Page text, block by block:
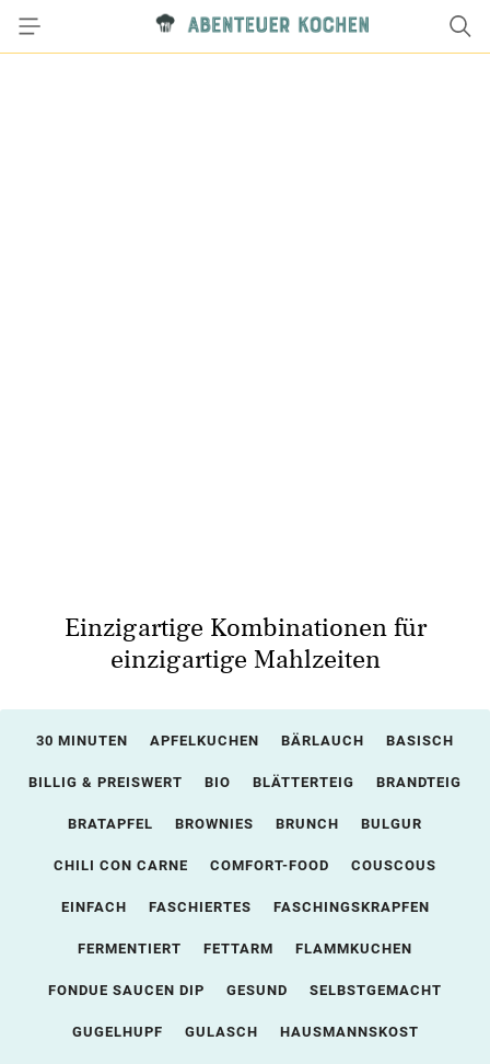
Einzigartige Kombinationen für
einzigartige Mahlzeiten
30 MINUTEN APFELKUCHEN BÄRLAUCH BASISCH
BILLIG & PREISWERT BIO BLÄTTERTEIG BRANDTEIG
BRATAPFEL BROWNIES BRUNCH BULGUR
CHILI CON CARNE COMFORT-FOOD COUSCOUS
EINFACH FASCHIERTES FASCHINGSKRAPFEN
FERMENTIERT FETTARM FLAMMKUCHEN
FONDUE SAUCEN DIP GESUND SELBSTGEMACHT
GUGELHUPF GULASCH HAUSMANNSKOST